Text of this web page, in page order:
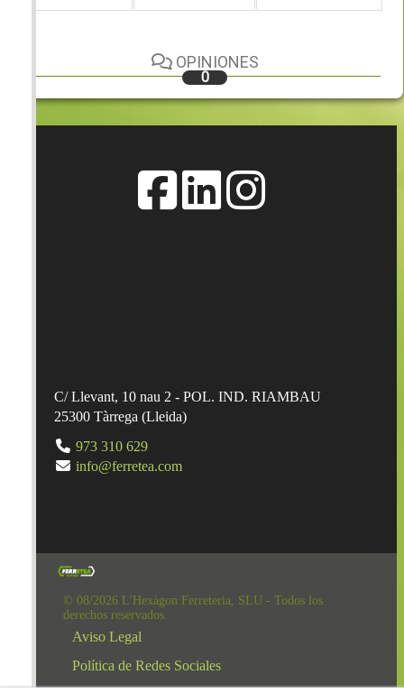
OPINIONES
0
C/ Llevant, 10 nau 2 - POL. IND. RIAMBAU
25300 Tàrrega (Lleida)
973 310 629
info@ferretea.com
© 08/2026 L'Hexàgon Ferreteria, SLU - Todos los
derechos reservados.
Aviso Legal
Política de Redes Sociales